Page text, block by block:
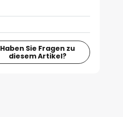
Haben Sie Fragen zu
diesem Artikel?